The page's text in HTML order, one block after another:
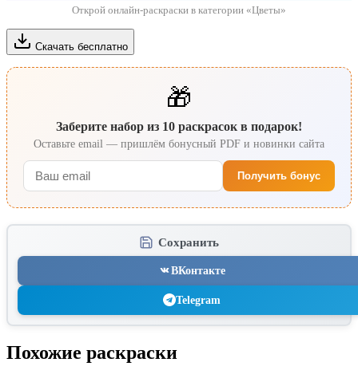
Открой онлайн-раскраски в категории «Цветы»
Скачать бесплатно
🎁
Заберите набор из 10 раскрасок в подарок!
Оставьте email — пришлём бонусный PDF и новинки сайта
Получить бонус
Сохранить
ВКонтакте
Telegram
Похожие раскраски